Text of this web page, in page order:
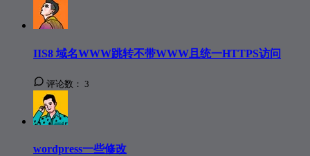
IIS8 域名WWW跳转不带WWW且统一HTTPS访问
评论数： 3
wordpress一些修改